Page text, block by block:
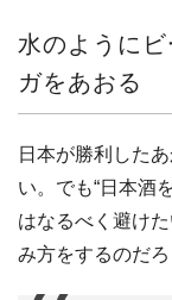
水のように
ガをあおる
日本が勝利した
い。でも“日本酒
はなるべく避け
み方をするのだろ